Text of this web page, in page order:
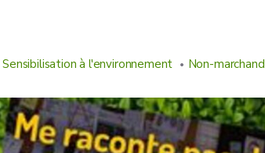
Sensibilisation à l'environnement Non-marchand